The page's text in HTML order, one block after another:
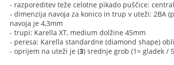
- razporeditev teže celotne pikado puščice:
- dimenzija navoja za konico in trup v uteži: 2BA
navoja je 4,3mm
- trupi: Karella XT, medium dolžine 45mm
- peresa: Karella standardne (diamond shape)
- oprijem na uteži je (3) srednje grob (1= gladek /